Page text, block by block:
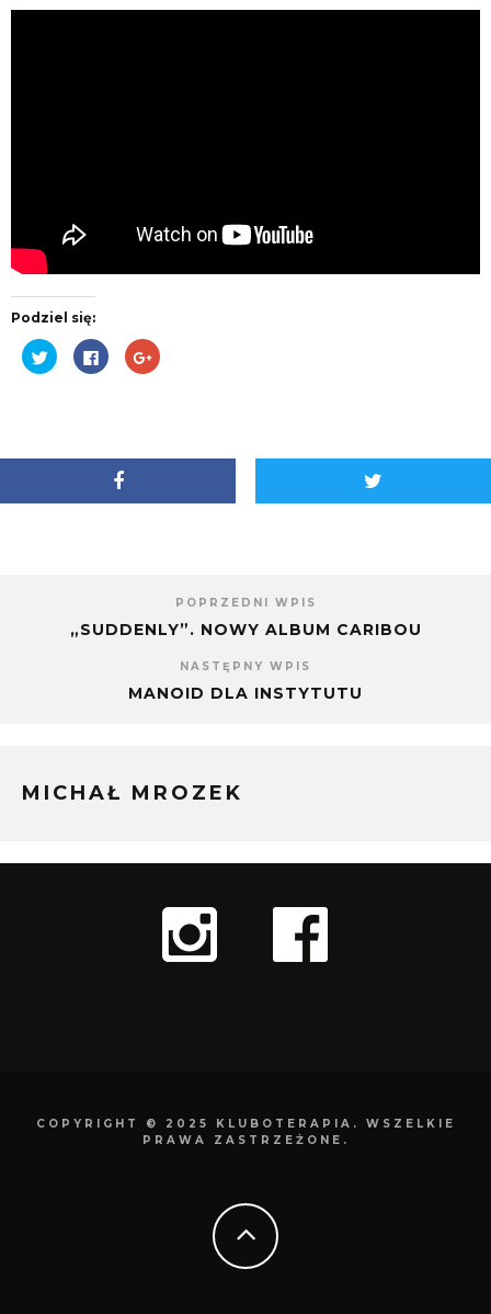
Podziel się:
Udostępnij
na
Twitterze(Otwiera
Kliknij,
aby
udostępnić
oknie)
Kliknij,
aby
nowym
POPRZEDNI WPIS
„SUDDENLY”. NOWY ALBUM CARIBOU
NASTĘPNY WPIS
MANOID DLA INSTYTUTU
MICHAŁ MROZEK
COPYRIGHT © 2025 KLUBOTERAPIA. WSZELKIE
PRAWA ZASTRZEŻONE.